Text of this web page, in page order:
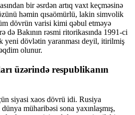
bir əsrdən artıq vaxt keçməsinə
həmin qısaömürlü, lakin simvolik
dövrün varisi kimi qəbul etməyə
də Bakının rəsmi ritorikasında 1991-ci
yeni dövlətin yaranması deyil, itirilmiş
olunur.
üzərində respublikanın
siyasi xaos dövrü idi. Rusiya
müharibəsi sona yaxınlaşmış,